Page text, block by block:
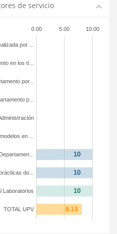
de servicio
0.00 5.00 10.00
TOTAL UPV
Laboratorios
do...
en ...
p...
por...
en los tí...
por ...